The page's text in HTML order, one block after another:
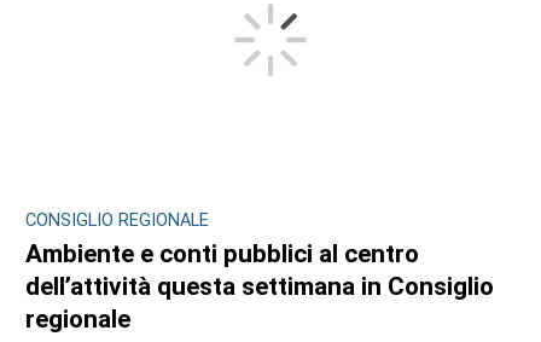
CONSIGLIO REGIONALE
Ambiente e conti pubblici al centro
dell’attività questa settimana in Consiglio
regionale